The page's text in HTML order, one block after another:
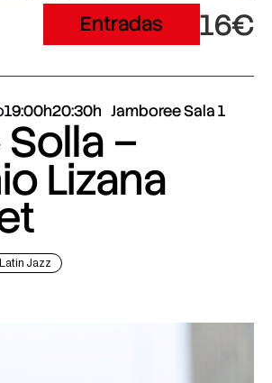
Entradas 16€
19:00h20:30h Jamboree Sala 1
–
Lizana
Latin Jazz